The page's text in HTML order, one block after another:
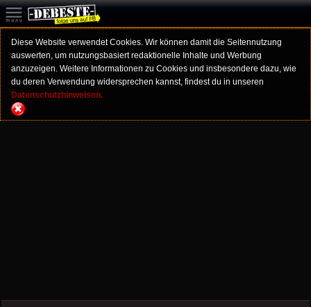
Diese Website verwendet Cookies. Wir können damit die Seitennutzung
auswerten, um nutzungsbasiert redaktionelle Inhalte und Werbung
anzuzeigen. Weitere Informationen zu Cookies und insbesondere dazu, wie
du deren Verwendung widersprechen kannst, findest du in unseren
Datenschutzhinweisen.